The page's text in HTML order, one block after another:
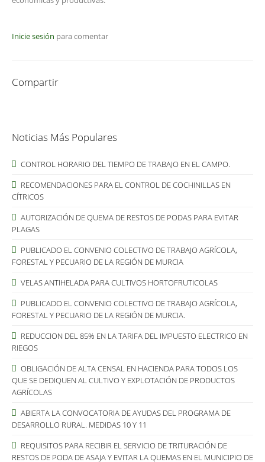
Inicie sesión para comentar
Compartir
Noticias Más Populares
CONTROL HORARIO DEL TIEMPO DE TRABAJO EN EL CAMPO.
RECOMENDACIONES PARA EL CONTROL DE COCHINILLAS EN
CÍTRICOS
AUTORIZACIÓN DE QUEMA DE RESTOS DE PODAS PARA EVITAR
PLAGAS
PUBLICADO EL CONVENIO COLECTIVO DE TRABAJO AGRÍCOLA,
FORESTAL Y PECUARIO DE LA REGIÓN DE MURCIA
VELAS ANTIHELADA PARA CULTIVOS HORTOFRUTICOLAS
PUBLICADO EL CONVENIO COLECTIVO DE TRABAJO AGRÍCOLA,
FORESTAL Y PECUARIO DE LA REGIÓN DE MURCIA.
REDUCCION DEL 85% EN LA TARIFA DEL IMPUESTO ELECTRICO EN
RIEGOS
OBLIGACIÓN DE ALTA CENSAL EN HACIENDA PARA TODOS LOS
QUE SE DEDIQUEN AL CULTIVO Y EXPLOTACIÓN DE PRODUCTOS
AGRÍCOLAS
ABIERTA LA CONVOCATORIA DE AYUDAS DEL PROGRAMA DE
DESARROLLO RURAL. MEDIDAS 10 Y 11
REQUISITOS PARA RECIBIR EL SERVICIO DE TRITURACIÓN DE
RESTOS DE PODA DE ASAJA Y EVITAR LA QUEMAS EN EL MUNICIPIO DE